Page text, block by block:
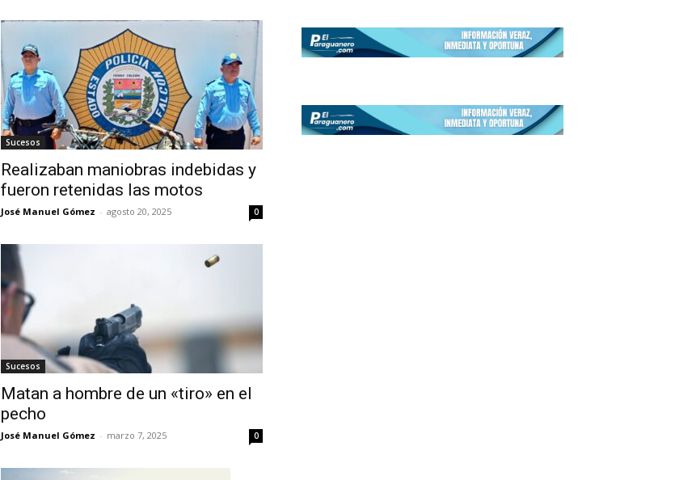
Sucesos
Realizaban maniobras indebidas y
fueron retenidas las motos
José Manuel Gómez - agosto 20, 2025 0
Sucesos
Matan a hombre de un «tiro» en el
pecho
José Manuel Gómez - marzo 7, 2025 0